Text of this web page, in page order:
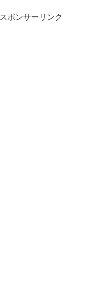
スポンサーリンク